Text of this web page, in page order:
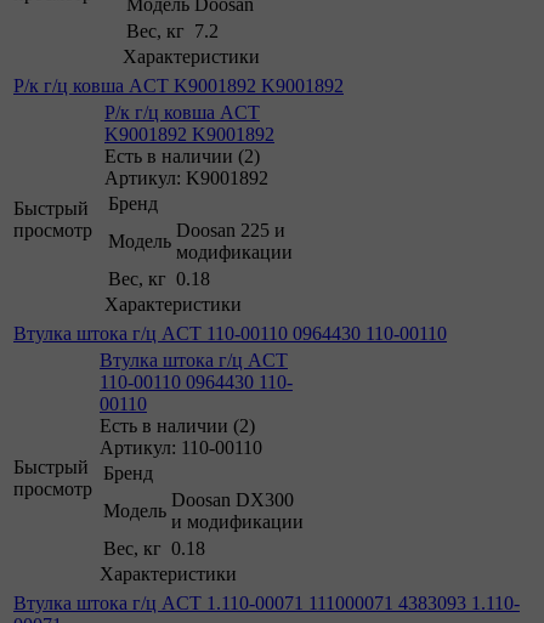
Вес, кг 7.2
Характеристики
Р/к г/ц ковша ACT K9001892 K9001892
Быстрый
просмотр
Р/к г/ц ковша ACT
K9001892 K9001892
Есть в наличии (2)
Артикул: K9001892
Бренд
Модель
Doosan 225 и
модификации
Вес, кг 0.18
Характеристики
Втулка штока г/ц ACT 110-00110 0964430 110-00110
Быстрый
просмотр
Втулка штока г/ц ACT
110-00110 0964430 110-
00110
Есть в наличии (2)
Артикул: 110-00110
Бренд
Модель
Doosan DX300
и модификации
Вес, кг 0.18
Характеристики
Втулка штока г/ц ACT 1.110-00071 111000071 4383093 1.110-